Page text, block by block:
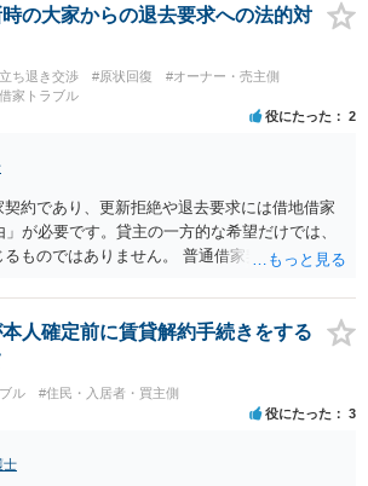
の大家からの退去要求への法的対
ち退き交渉 #原状回復
#オーナー・売主側
家トラブル
役にたった 2
約であり、更新拒絶や退去要求には借地借家
が必要です。貸主の一方的な希望だけでは、
ものではありません。 普通借家契約から定期
結する形になりますが、これは任意の合意が
意しなければ成立しません。 12年間の居住実
域とのつながり、転居費用の準備が困難な事情
居住継続の必要性として正当事由判断において
、貸主側にかなり具体的な事情と立退料など
認められるハードルは一般的に高いと考えら
であること自体は、賃貸借契約の有効性を直ち
、引渡しがされていれば賃貸借の効力は原則
人確定前に賃貸解約手続きをする
ル #住民・入居者・買主側
役にたった 3
士